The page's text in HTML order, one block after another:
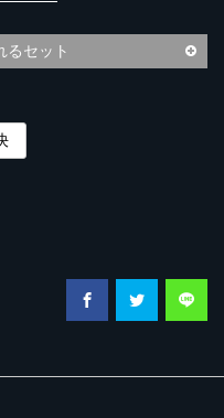
るセット